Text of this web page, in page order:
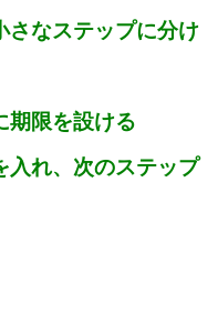
さなステップに分け
期限を設ける
入れ、次のステップ